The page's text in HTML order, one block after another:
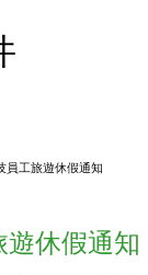
員工旅遊休假通知
休假通知